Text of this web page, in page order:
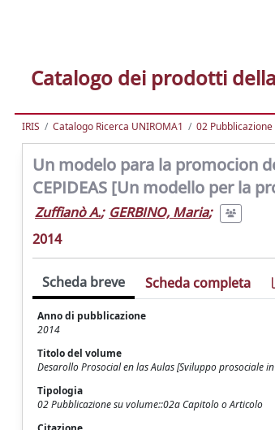
Catalogo dei prodotti
IRIS Catalogo Ricerca UNIROMA1 02
Un modelo para la promocion
CEPIDEAS [Un modello per la
Zuffianò A.; GERBINO, Maria;
2014
Scheda breve Scheda completa
Anno di pubblicazione
2014
Titolo del volume
Desarollo Prosocial en las Aulas [Sviluppo prosociale in
Tipologia
02 Pubblicazione su volume::02a Capitolo o Articolo